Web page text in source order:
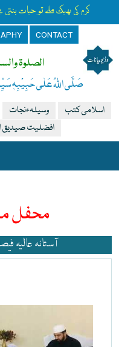
کرم کی بھیک ملے تو حیات
CONTACT
الصلوۃ
صَلَّی اللہُ عَلٰی حَبِیْبِہٖ
وسیلہءنجات
اسلامی کتب
افضلیت صیدیق
محفل
آستانہ عالیہ